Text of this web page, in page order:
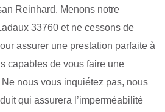
Reinhard. Menons notre
33760 et ne cessons de
assurer une prestation parfaite à
capables de vous faire une
nous vous inquiétez pas, nous
qui assurera l’imperméabilité